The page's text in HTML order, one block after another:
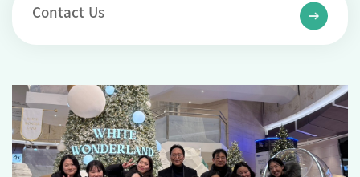
Contact Us